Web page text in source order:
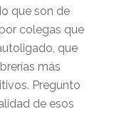
que son de
colegas que
que
más
Pregunto
de esos